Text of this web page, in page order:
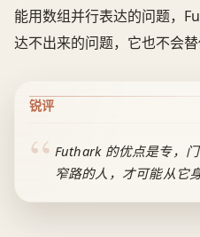
能用数组并行表达的问题，
达不出来的问题，它也不会替
锐评
Futhark 的优点是专，
窄路的人，才可能从它